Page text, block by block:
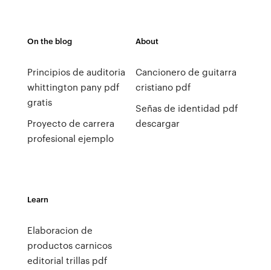
On the blog
Principios de auditoria
whittington pany pdf
gratis
Proyecto de carrera
profesional ejemplo
About
Cancionero de guitarra
cristiano pdf
Señas de identidad pdf
descargar
Learn
Elaboracion de
productos carnicos
editorial trillas pdf